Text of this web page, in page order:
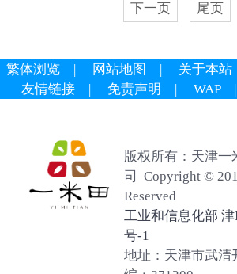
下一页 尾页
繁体浏览 网站地图 关于本站
友情链接| 免责声明 WAP
版权所有：天津一
司 Copyright ©
Reserved
工业和信息化部 津
号-1
地址：天津市武